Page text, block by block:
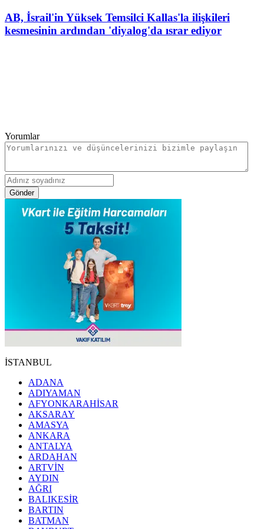
AB, İsrail'in Yüksek Temsilci Kallas'la ilişkileri
kesmesinin ardından 'diyalog'da ısrar ediyor
Yorumlar
Gönder
İSTANBUL
ADANA
ADIYAMAN
AFYONKARAHİSAR
AKSARAY
AMASYA
ANKARA
ANTALYA
ARDAHAN
ARTVİN
AYDIN
AĞRI
BALIKESİR
BARTIN
BATMAN